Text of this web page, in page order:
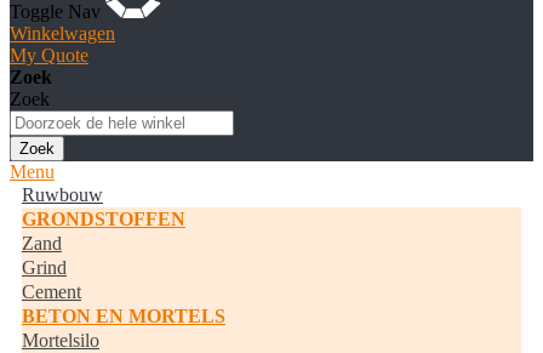
Toggle Nav
Winkelwagen
My Quote
Zoek
Zoek
Zoek
Menu
Ruwbouw
GRONDSTOFFEN
Zand
Grind
Cement
BETON EN MORTELS
Mortelsilo